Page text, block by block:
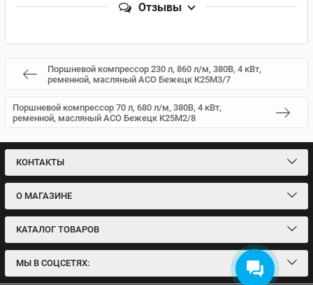
Отзывы
Поршневой компрессор 230 л, 860 л/м, 380В, 4 кВт,
ременной, масляный АСО Бежецк К25М3/7
Поршневой компрессор 70 л, 680 л/м, 380В, 4 кВт,
ременной, масляный АСО Бежецк К25М2/8
КОНТАКТЫ
О МАГАЗИНЕ
КАТАЛОГ ТОВАРОВ
МЫ В СОЦСЕТЯХ: